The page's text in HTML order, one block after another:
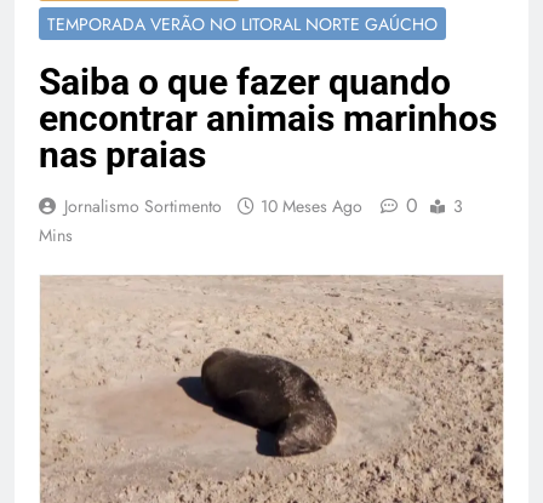
Temporada Verão 2027
TEMPORADA VERÃO NO LITORAL NORTE GAÚCHO
Saiba o que fazer quando
encontrar animais marinhos
nas praias
Jornalismo Sortimento 10 Meses Ago 0
3
Mins